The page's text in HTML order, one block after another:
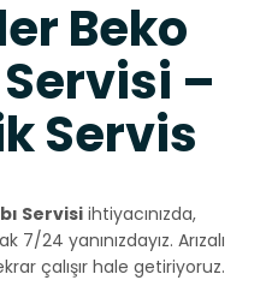
Beko
–
Servis
Servisi ihtiyacınızda,
24 yanınızdayız. Arızalı
çalışır hale getiriyoruz.